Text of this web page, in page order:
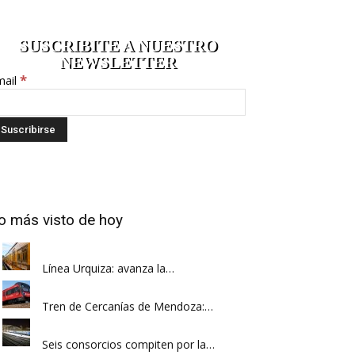
SUSCRIBITE A NUESTRO
NEWSLETTER
*
más visto de hoy
Línea Urquiza: avanza la…
Tren de Cercanías de Mendoza:…
Seis consorcios compiten por la…